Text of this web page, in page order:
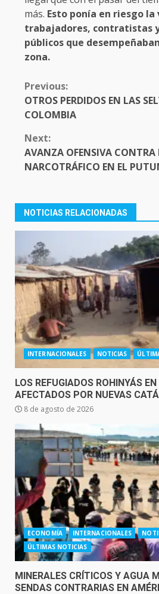
más. Esto ponía en riesgo la
trabajadores, contratistas
públicos que
zona.
CONTINUE
READING
Previous:
OTROS PERDIDOS EN LAS
COLOMBIA
Next:
AVANZA OFENSIVA CONTRA
NARCOTRÁFICO EN EL
NOTICIAS RELACIONADAS
INTERNACIONALES NOTICIAS
LOS REFUGIADOS ROHINYÁS
AFECTADOS POR NUEVAS
8 de agosto de 2026
ECONOMÍA INTERNACIONALES
ÚLTIMAS NOTICIAS
MINERALES CRÍTICOS Y AGUA
SENDAS CONTRARIAS EN